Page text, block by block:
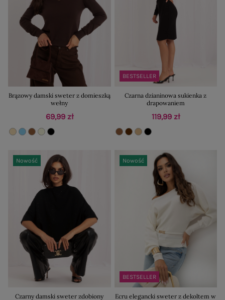
Brązowy damski sweter z domieszką
wełny
69,99 zł
BESTSELLER
Czarna dzianinowa sukienka z
drapowaniem
119,99 zł
Nowość
Czarny damski sweter zdobiony
BESTSELLER
Nowość
Ecru elegancki sweter z dekoltem w